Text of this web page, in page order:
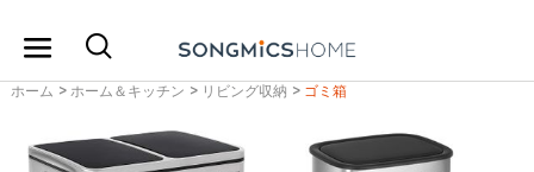
ホーム > ホーム＆キッチン > リビング収納 > ゴミ箱